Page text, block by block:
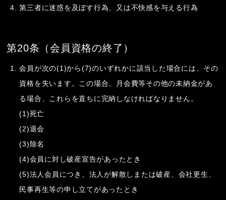
第三者に迷惑を及ぼす行為、又は不快感を与える行為
第20条（会員資格の終了）
会員が次の(1)から(7)のいずれかに該当した場合には、その
資格を失います。この場合、月会費等その他の未納金があ
る場合、これらを直ちに完納しなければなりません。
(1)死亡
(2)退会
(3)除名
(4)会員に対し破産宣告があったとき
(5)法人会員につき、法人が解散しまたは破産、会社更生、
民事再生等の申し立てがあったとき